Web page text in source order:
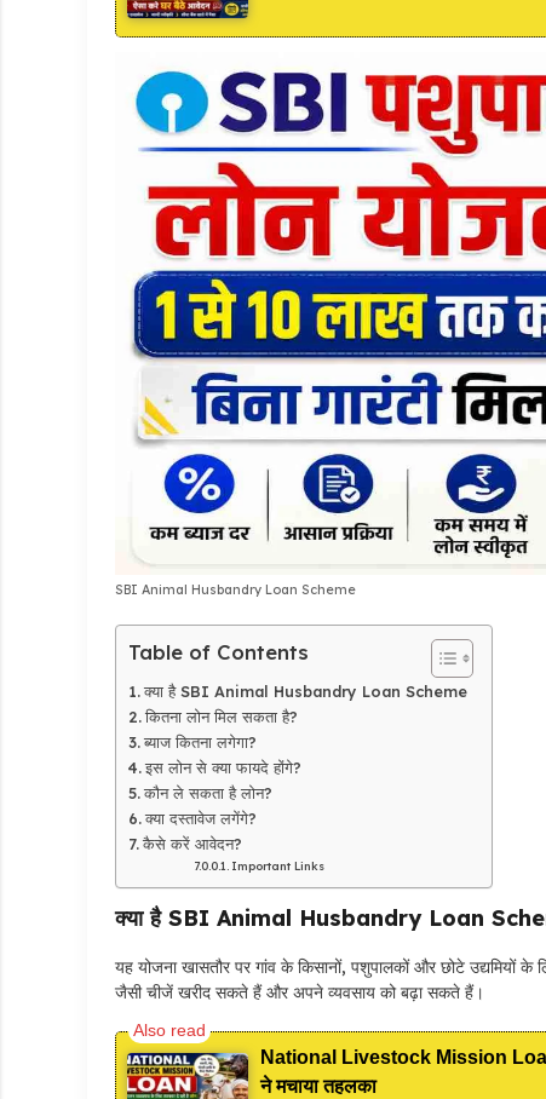
SBI Animal Husbandry Loan Scheme
Table of Contents
क्या है SBI Animal Husbandry Loan Scheme
कितना लोन मिल सकता है?
ब्याज कितना लगेगा?
इस लोन से क्या फायदे होंगे?
कौन ले सकता है लोन?
क्या दस्तावेज लगेंगे?
कैसे करें आवेदन?
Important Links
क्या है SBI Animal Husbandry Loan
यह योजना खासतौर पर गांव के किसानों, पशुपालकों और छोटे
जैसी चीजें खरीद सकते हैं और अपने व्यवसाय को बढ़ा सकते हैं।
National Livestock Mission Loan:
ने मचाया तहलका